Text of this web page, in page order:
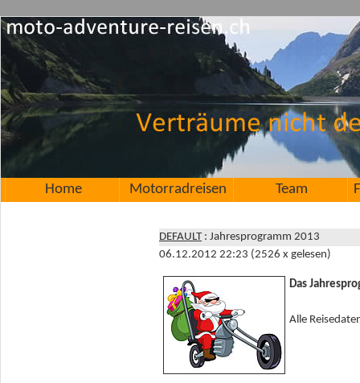
Home Motorradreisen Team
DEFAULT: Jahresprogramm 2013
06.12.2012 22:23 (2526 x gelesen)
Das
Alle